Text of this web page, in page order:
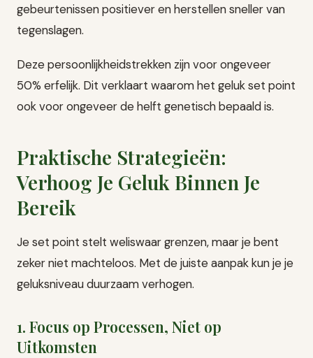
gebeurtenissen positiever en herstellen sneller van
tegenslagen.
Deze persoonlijkheidstrekken zijn voor ongeveer
50% erfelijk. Dit verklaart waarom het geluk set point
ook voor ongeveer de helft genetisch bepaald is.
Praktische Strategieën:
Verhoog Je Geluk Binnen Je
Bereik
Je set point stelt weliswaar grenzen, maar je bent
zeker niet machteloos. Met de juiste aanpak kun je je
geluksniveau duurzaam verhogen.
1. Focus op Processen, Niet op
Uitkomsten